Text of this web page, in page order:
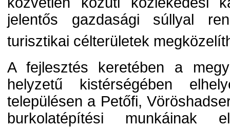
jelentős gazdasági súllyal
turisztikai célterületek
A fejlesztés keretében a
helyzetű kistérségében
településen a Petőfi,
burkolatépítési munkáinak